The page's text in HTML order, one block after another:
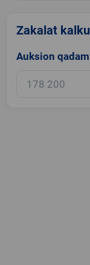
Zakalat
Auksion